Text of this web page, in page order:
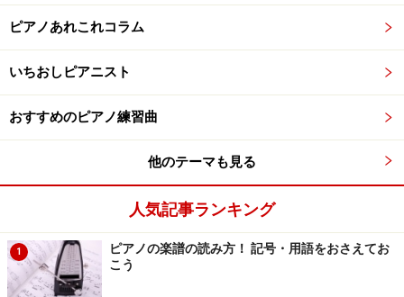
させる）ことで、自分の発する音をイメージできるよう
になるので、これは英語に限らずピアノにも効果的な練
習法だと言えます。
音楽的な耳を育てるために、美しいピアノ演奏を聞くよ
うに心がけましょう。また、教材の模範演奏を参考にす
るのはもちろんですが、自分の演奏を録音して客観的に
聞いてみることも役に立ちます。一生懸命に弾いている
時には気がつかなかった音やリズムの間違い、スムーズ
に聞こえない箇所がわかり、練習の効率アップにつなが
ります。少しでもおかしいと思ったら、そのままにしな
いで手本と聞き比べたり、ピアノが弾ける人にチェック
ピアノあれこれコラム
いちおしピアニスト
おすすめのピアノ練習曲
他のテーマも見る
人気記事ランキング
1
ピアノの楽譜の読み方！ 記号・用語をおさえてお
こう